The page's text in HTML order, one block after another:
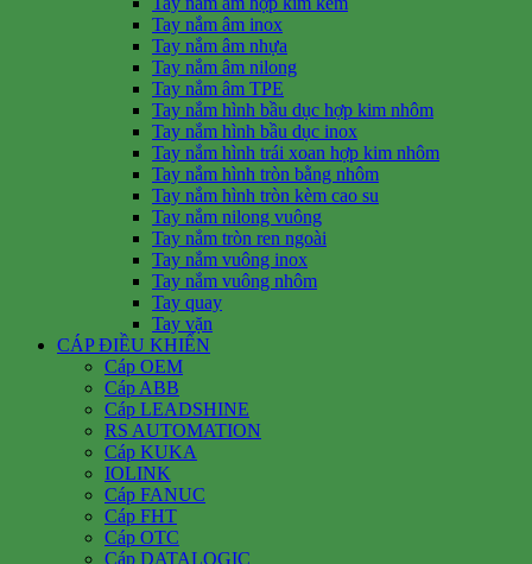
Tay nắm âm inox
Tay nắm âm nhựa
Tay nắm âm nilong
Tay nắm âm TPE
Tay nắm hình bầu dục hợp kim nhôm
Tay nắm hình bầu dục inox
Tay nắm hình trái xoan hợp kim nhôm
Tay nắm hình tròn bằng nhôm
Tay nắm hình tròn kèm cao su
Tay nắm nilong vuông
Tay nắm tròn ren ngoài
Tay nắm vuông inox
Tay nắm vuông nhôm
Tay quay
Tay vặn
CÁP ĐIỀU KHIỂN
Cáp OEM
Cáp ABB
Cáp LEADSHINE
RS AUTOMATION
Cáp KUKA
IOLINK
Cáp FANUC
Cáp FHT
Cáp OTC
Cáp DATALOGIC